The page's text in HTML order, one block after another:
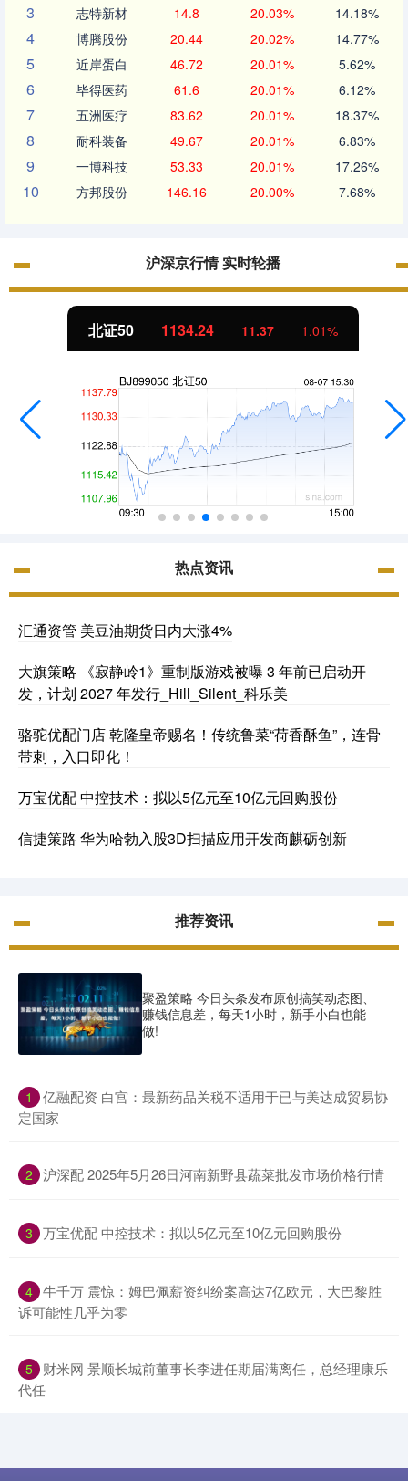
3 志特新材 14.8 20.03% 14.18%
4 博腾股份 20.44 20.02% 14.77%
5 近岸蛋白 46.72 20.01% 5.62%
6 毕得医药 61.6 20.01% 6.12%
7 五洲医疗 83.62 20.01% 18.37%
8 耐科装备 49.67 20.01% 6.83%
9 一博科技 53.33 20.01% 17.26%
10 方邦股份 146.16 20.00% 7.68%
沪深京行情 实时轮播
北证50 1134.24 11.37 1.01%
热点资讯
汇通资管 美豆油期货日内大涨4%
大旗策略 《寂静岭1》重制版游戏被曝 3 年前已启动开
发，计划 2027 年发行_Hill_Silent_科乐美
骆驼优配门店 乾隆皇帝赐名！传统鲁菜“荷香酥鱼”，连骨
带刺，入口即化！
万宝优配 中控技术：拟以5亿元至10亿元回购股份
信捷策路 华为哈勃入股3D扫描应用开发商麒砺创新
推荐资讯
聚盈策略 今日头条发布原创搞笑动态图、
赚钱信息差，每天1小时，新手小白也能
做!
1
​亿融配资 白宫：最新药品关税不适用于已与美达成贸易协
定国家
2 ​沪深配 2025年5月26日河南新野县蔬菜批发市场价格行情
3 ​万宝优配 中控技术：拟以5亿元至10亿元回购股份
4 ​牛千万 震惊：姆巴佩薪资纠纷案高达7亿欧元，大巴黎胜
诉可能性几乎为零
5 ​财米网 景顺长城前董事长李进任期届满离任，总经理康乐
代任